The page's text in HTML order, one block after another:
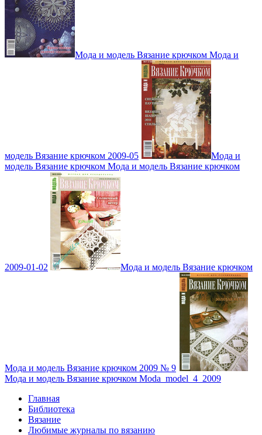
Мода и модель Вязание крючком Мода и
модель Вязание крючком 2009-05
Мода и
модель Вязание крючком Мода и модель Вязание крючком
2009-01-02 Мода и модель Вязание крючком
Мода и модель Вязание крючком 2009 № 9
Мода и модель Вязание крючком Moda_model_4_2009
Главная
Библиотека
Вязание
Любимые журналы по вязанию